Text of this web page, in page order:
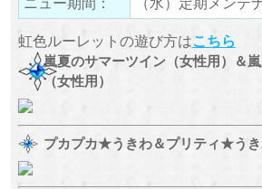
虹色ルーレットの遊び方はこちら
嵐夏のサマーツイン（女性用）＆
（女性用）
プカプカ★うきわ＆プリティ★う